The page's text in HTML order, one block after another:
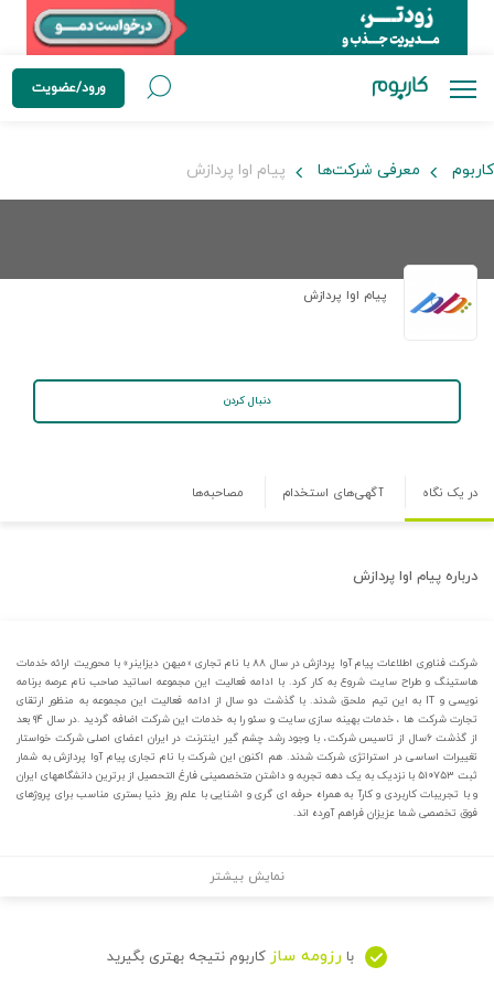
ورود/عضویت
کاربوم معرفی شرکت‌ها پیام اوا پردازش
پیام اوا پردازش
دنبال کردن
در یک نگاه آگهی‌های استخدام مصاحبه‌ها
درباره پیام اوا پردازش
شرکت فناوری اطلاعات پیام آوا پردازش در سال ۸۸ با نام تجاری «میهن دیزاینر» با محوریت ارائه خدمات
هاستینگ و طراح سایت شروع به کار کرد. با ادامه فعالیت این مجموعه اساتید صاحب نام عرصه برنامه
نویسی و IT به این تیم ملحق شدند. با گذشت دو سال از ادامه فعالیت این مجموعه به منظور ارتقای
تجارت شرکت ها ، خدمات بهینه سازی سایت و سئو را به خدمات این شرکت اضافه گردید .در سال ۹۴ بعد
از گذشت ۶سال از تاسیس شرکت، با وجود رشد چشم گیر اینترنت در ایران اعضای اصلی شرکت خواستار
تغییرات اساسی در استراتژی شرکت شدند. هم اکنون این شرکت با نام تجاری پیام آوا پردازش به شمار
ثبت ۵۱۰۷۵۳ با نزدیک به یک دهه تجربه و داشتن متخصصینی فارغ التحصیل از برترین دانشگاههای ایران
و با تجریبات کاربردی و کارآ به همراه حرفه ای گری و اشنایی با علم روز دنیا بستری مناسب برای پروژهای
فوق تخصصی شما عزیزان فراهم آورده اند.
نمایش بیشتر
با رزومه ساز کاربوم نتیجه بهتری بگیرید